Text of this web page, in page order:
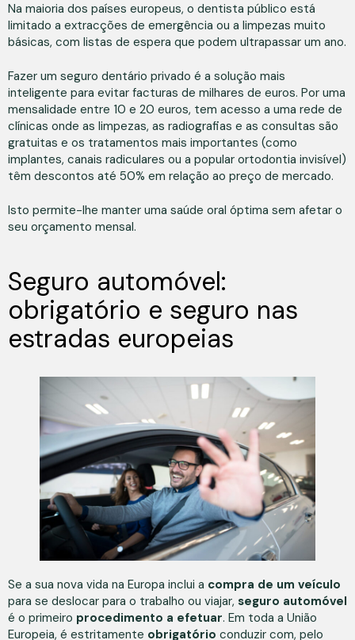
Na maioria dos países europeus, o dentista público está
limitado a extracções de emergência ou a limpezas muito
básicas, com listas de espera que podem ultrapassar um ano.
Fazer um seguro dentário privado é a solução mais
inteligente para evitar facturas de milhares de euros. Por uma
mensalidade entre 10 e 20 euros, tem acesso a uma rede de
clínicas onde as limpezas, as radiografias e as consultas são
gratuitas e os tratamentos mais importantes (como
implantes, canais radiculares ou a popular ortodontia invisível)
têm descontos até 50% em relação ao preço de mercado.
Isto permite-lhe manter uma saúde oral óptima sem afetar o
seu orçamento mensal.
Seguro automóvel:
obrigatório e seguro nas
estradas europeias
Se a sua nova vida na Europa inclui a compra de um veículo
para se deslocar para o trabalho ou viajar, seguro automóvel
é o primeiro procedimento a efetuar. Em toda a União
Europeia, é estritamente obrigatório conduzir com, pelo